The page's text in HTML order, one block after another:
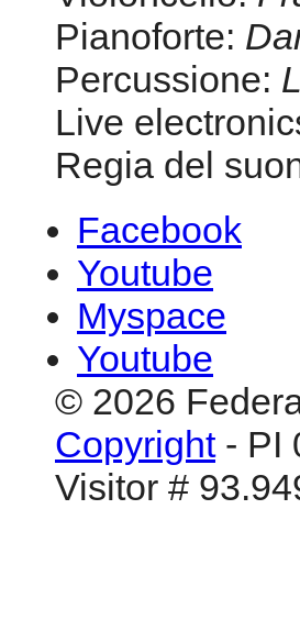
Facebook
Youtube
Myspace
Youtube
© 2026
Copyright- PI
Visitor #